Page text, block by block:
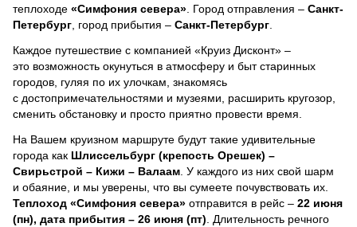
теплоходе «Симфония севера» . Город отправления – Санкт-
Петербург , город прибытия – Санкт-Петербург
Каждое путешествие с компанией «Круиз Дисконт» –
это возможность окунуться в атмосферу и быт старинных
городов, гуляя по их улочкам, знакомясь
с достопримечательностями и музеями, расширить кругозор,
сменить обстановку и просто приятно провести время.
На Вашем круизном маршруте будут такие удивительные
города как Шлиссельбург (крепость Орешек) –
Свирьстрой – Кижи – Валаам . У каждого из них свой шарм
и обаяние, и мы уверены, что вы сумеете почувствовать их.
Теплоход «Симфония севера» отправится в рейс – 22 июня
(пн), дата прибытия – 26 июня (пт) . Длительность речного